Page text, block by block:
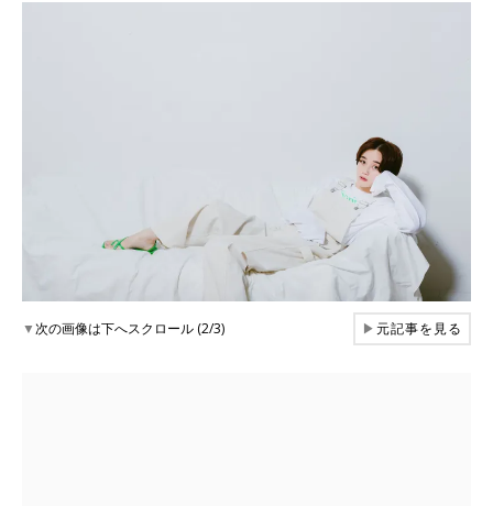
▼次の画像は下へスクロール (2/3) ▶元記事を見る